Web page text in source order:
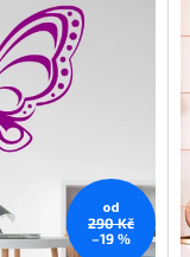
od
290 Kč
–19 %